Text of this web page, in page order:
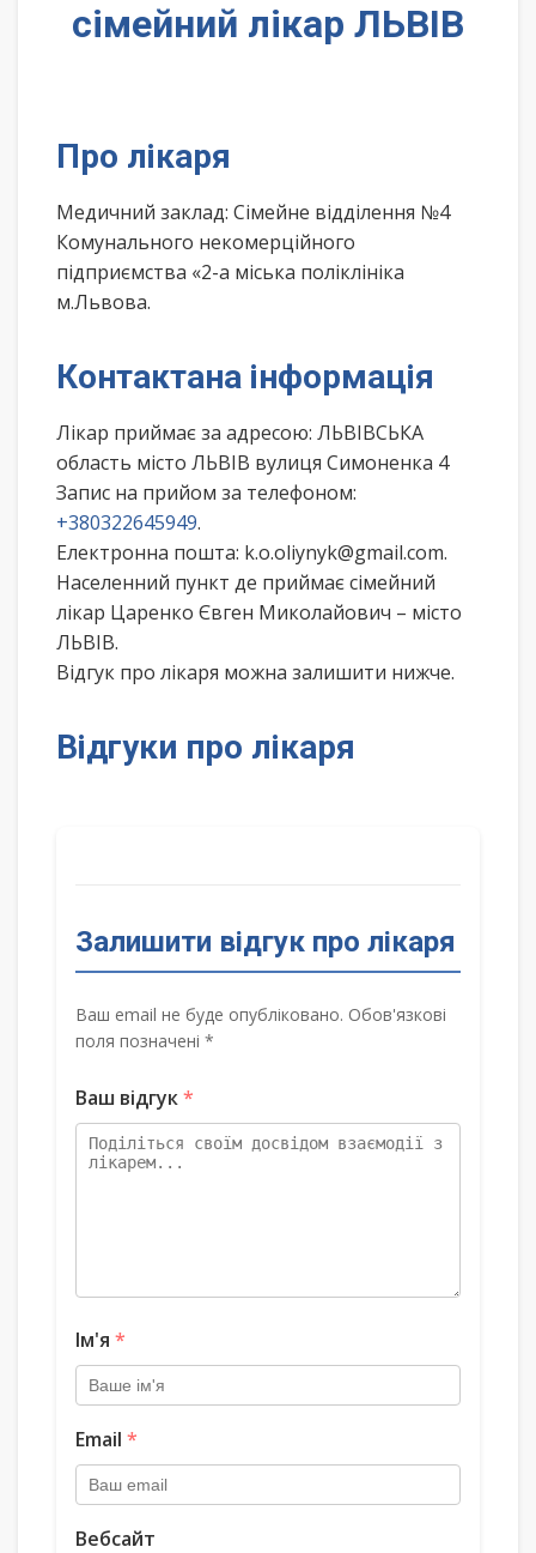
сімейний лікар ЛЬВІВ
Про лікаря
Медичний заклад: Сімейне відділення №4
Комунального некомерційного
підприємства «2-а міська поліклініка
м.Львова.
Контактана інформація
Лікар приймає за адресою: ЛЬВІВСЬКА
область місто ЛЬВІВ вулиця Симоненка 4
Запис на прийом за телефоном:
+380322645949.
Електронна пошта: k.o.oliynyk@gmail.com.
Населенний пункт де приймає сімейний
лікар Царенко Євген Миколайович – місто
ЛЬВІВ.
Відгук про лікаря можна залишити нижче.
Відгуки про лікаря
Залишити відгук про лікаря
Ваш email не буде опубліковано. Обов'язкові
поля позначені *
Ваш відгук*
Ім'я *
Email *
Вебсайт